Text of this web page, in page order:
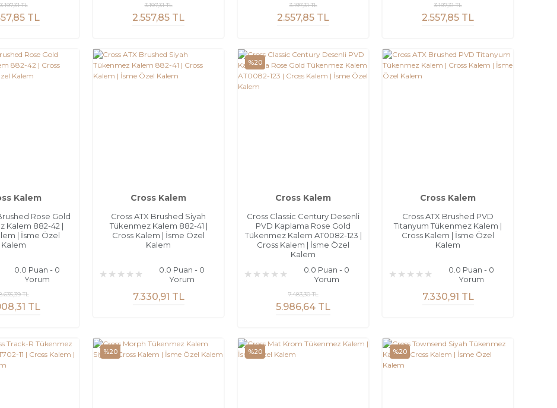
TL
3.197,31 TL
2.557,85 TL
3.197,31 TL
2.557,85 TL
3.197,31 TL
2.557,85 TL
3.197,31 TL
Kalem
Rose Gold
Kalem 882-42 |
| İsme Özel
Kalem
0.0 Puan - 0
Yorum
TL
TL
Cross Kalem
Cross ATX Brushed Siyah
Tükenmez Kalem 882-41 |
Cross Kalem | İsme Özel
Kalem
0.0 Puan - 0
Yorum
7.330,91 TL
%20
Cross Kalem
Cross Classic Century Desenli
PVD Kaplama Rose Gold
Tükenmez Kalem AT0082-123 |
Cross Kalem | İsme Özel
Kalem
0.0 Puan - 0
Yorum
5.986,64 TL
7.483,30 TL
Cross Kalem
Cross ATX Brushed PVD
Titanyum Tükenmez Kalem |
Cross Kalem | İsme Özel
Kalem
0.0 Puan - 0
Yorum
7.330,91 TL
%20 %20 %20